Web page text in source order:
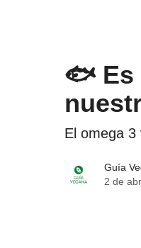
🐟 Es
El omega 3
Guía
2 de